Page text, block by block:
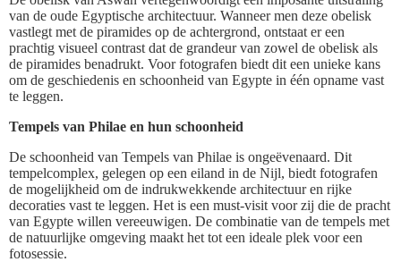
van de oude Egyptische architectuur. Wanneer men deze obelisk
vastlegt met de piramides op de achtergrond, ontstaat er een
prachtig visueel contrast dat de grandeur van zowel de obelisk als
de piramides benadrukt. Voor fotografen biedt dit een unieke kans
om de geschiedenis en schoonheid van Egypte in één opname vast
te leggen.
Tempels van Philae en hun schoonheid
De schoonheid van Tempels van Philae is ongeëvenaard. Dit
tempelcomplex, gelegen op een eiland in de Nijl, biedt fotografen
de mogelijkheid om de indrukwekkende architectuur en rijke
decoraties vast te leggen. Het is een must-visit voor zij die de pracht
van Egypte willen vereeuwigen. De combinatie van de tempels met
de natuurlijke omgeving maakt het tot een ideale plek voor een
fotosessie.